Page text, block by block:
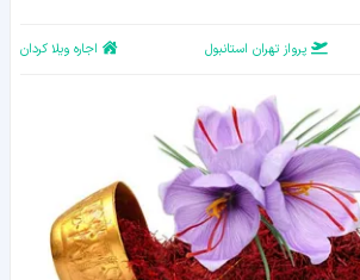
پرواز تهران استانبول اجاره ویلا کردان